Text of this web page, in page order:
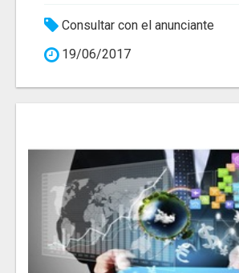
Consultar con el anunciante
19/06/2017